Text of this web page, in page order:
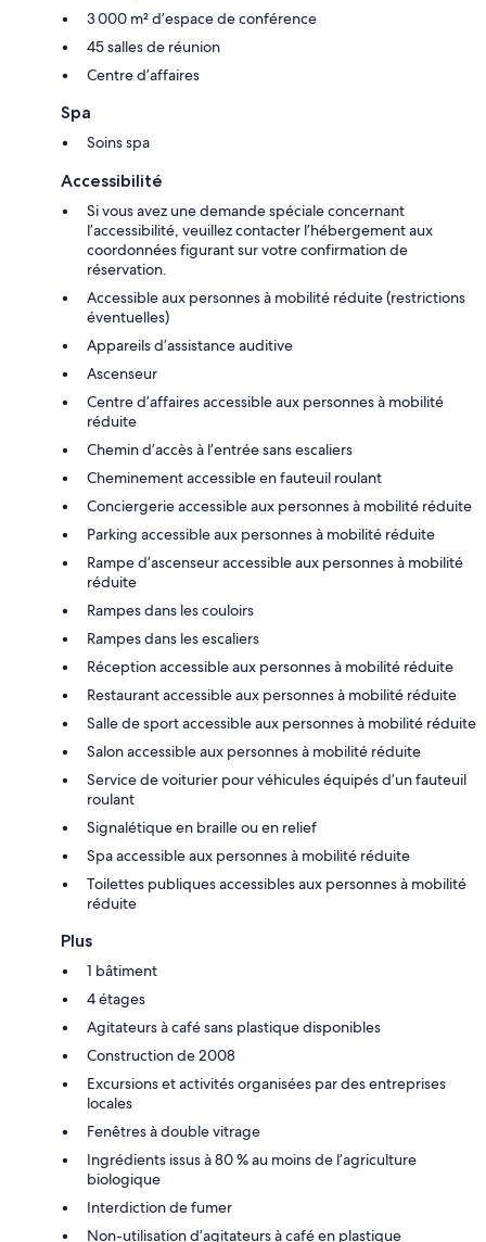
3 000 m² d’espace de conférence
45 salles de réunion
Centre d’affaires
Spa
Soins spa
Accessibilité
Si vous avez une demande spéciale concernant
l’accessibilité, veuillez contacter l’hébergement aux
coordonnées figurant sur votre confirmation de
réservation.
Accessible aux personnes à mobilité réduite (restrictions
éventuelles)
Appareils d’assistance auditive
Ascenseur
Centre d’affaires accessible aux personnes à mobilité
réduite
Chemin d’accès à l’entrée sans escaliers
Cheminement accessible en fauteuil roulant
Conciergerie accessible aux personnes à mobilité réduite
Parking accessible aux personnes à mobilité réduite
Rampe d’ascenseur accessible aux personnes à mobilité
réduite
Rampes dans les couloirs
Rampes dans les escaliers
Réception accessible aux personnes à mobilité réduite
Restaurant accessible aux personnes à mobilité réduite
Salle de sport accessible aux personnes à mobilité réduite
Salon accessible aux personnes à mobilité réduite
Service de voiturier pour véhicules équipés d’un fauteuil
roulant
Signalétique en braille ou en relief
Spa accessible aux personnes à mobilité réduite
Toilettes publiques accessibles aux personnes à mobilité
réduite
Plus
1 bâtiment
4 étages
Agitateurs à café sans plastique disponibles
Construction de 2008
Excursions et activités organisées par des entreprises
locales
Fenêtres à double vitrage
Ingrédients issus à 80 % au moins de l’agriculture
biologique
Interdiction de fumer
Non-utilisation d’agitateurs à café en plastique